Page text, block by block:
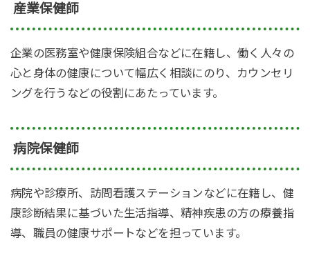
産業保健師
企業の医務室や健康保険組合などに在籍し、働く人々の
心と身体の健康について幅広く相談にのり、カウンセリ
ングを行うなどの役割にあたっています。
病院保健師
病院や診療所、訪問看護ステーションなどに在籍し、健
康診断結果に基づいた生活指導、精神疾患の方の療養指
導、職員の健康サポートなどを担っています。